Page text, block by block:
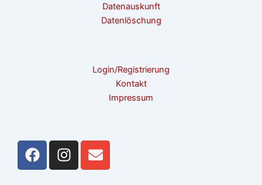
Datenauskunft
Datenlöschung
Login/Registrierung
Kontakt
Impressum
F
a
I
n
E
n